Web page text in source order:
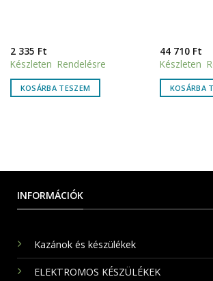
2 335 Ft
Készleten Rendelésre
KOSÁRBA TESZEM
44 710 Ft
Készleten
KOSÁRBA
INFORMÁCIÓK
Kazánok és készülékek
ELEKTROMOS KÉSZÜLÉKEK